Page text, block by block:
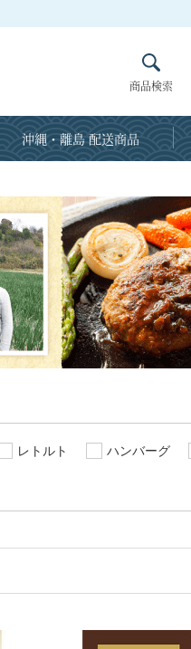
商品検索
沖縄・離島 配送商品
レトルト ハンバーグ